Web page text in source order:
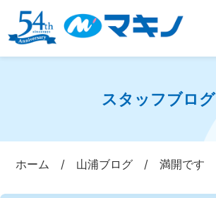
スタッフブログ
ホーム / 山浦ブログ /満開です